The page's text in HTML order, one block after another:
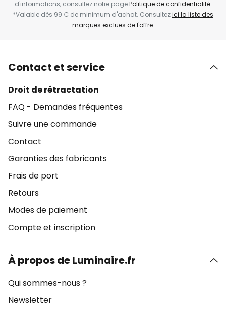
d'informations, consultez notre pagePolitique de confidentialité.
*Valable dès 99 € de minimum d'achat. Consultezici la liste des
marques exclues de l'offre.
Contact et service
Droit de rétractation
FAQ - Demandes fréquentes
Suivre une commande
Contact
Garanties des fabricants
Frais de port
Retours
Modes de paiement
Compte et inscription
À propos de Luminaire.fr
Qui sommes-nous ?
Newsletter